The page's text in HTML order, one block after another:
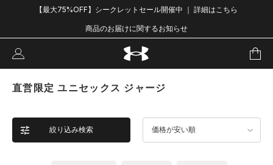
【最大75%OFF】シークレットセール開催中 ｜ 詳細はこちら
商品のお届けに関するお知らせ
直営限定 ユニセックス ジャージ
絞り込み検索 価格が安い順